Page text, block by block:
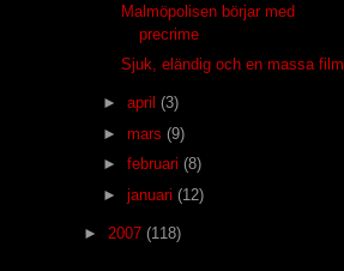
Malmöpolisen börjar med
precrime
Sjuk, eländig och en massa film
► april (3)
► mars (9)
► februari (8)
► januari (12)
► 2007 (118)